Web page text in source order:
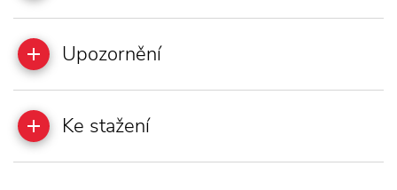
Upozornění
Ke stažení